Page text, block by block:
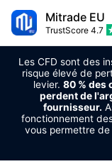
Mitrade EU
TrustScore 4.7
Les CFD sont des
risque élevé de
levier. 80 % des
perdent de
fournisseur.
fonctionnement
vous permettre